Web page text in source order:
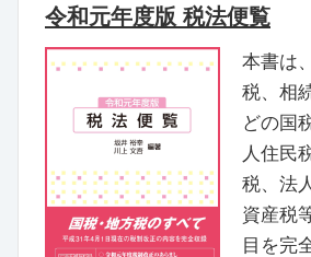
令和元年度版 税法便覧
本書は
税、相
どの国
人住民
税、法
資産税
目を完